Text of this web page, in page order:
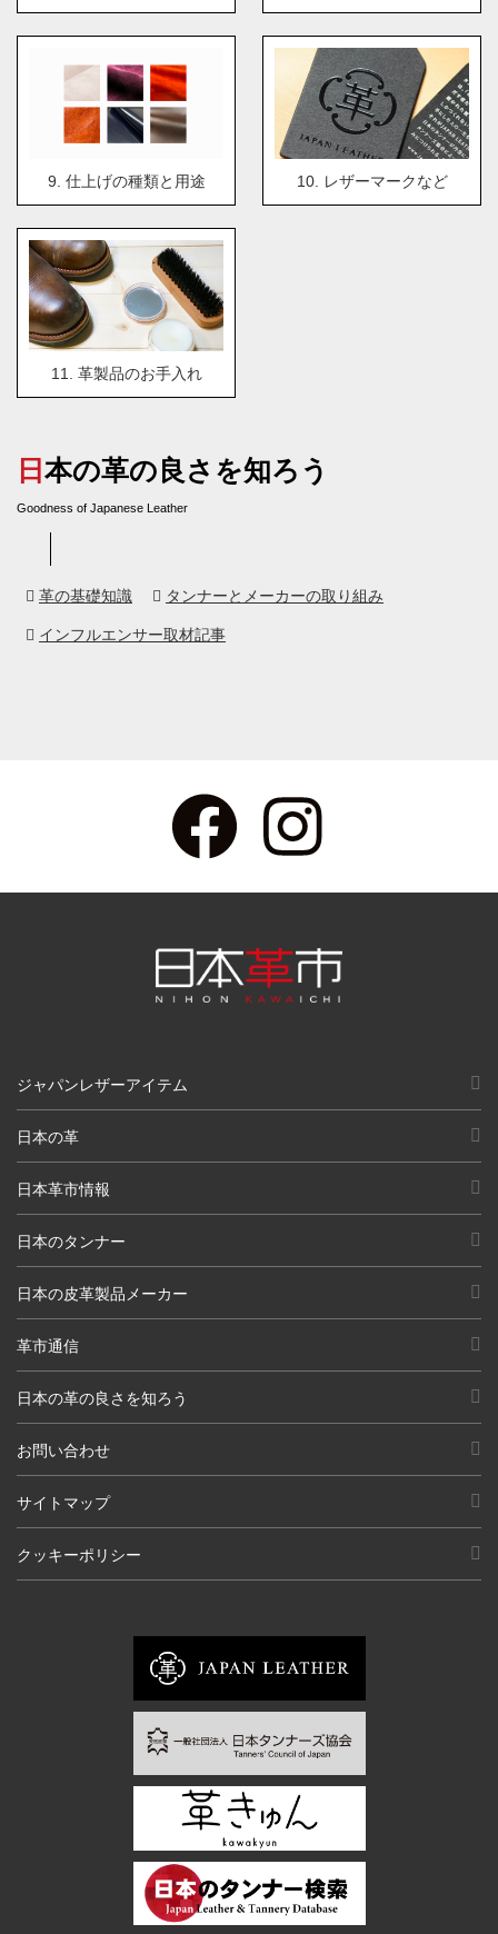
9. 仕上げの種類と用途 10. レザーマークなど
11. 革製品のお手入れ
日本の革の良さを知ろう
Goodness of Japanese Leather
革の基礎知識 タンナーとメーカーの取り組み
インフルエンサー取材記事
ジャパンレザーアイテム
日本の革
日本革市情報
日本のタンナー
日本の皮革製品メーカー
革市通信
日本の革の良さを知ろう
お問い合わせ
サイトマップ
クッキーポリシー